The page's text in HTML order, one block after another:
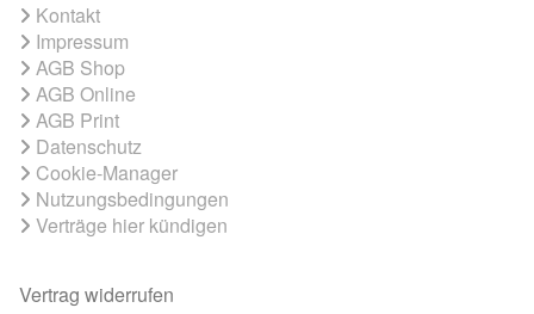
Kontakt
Impressum
AGB Shop
AGB Online
AGB Print
Datenschutz
Cookie-Manager
Nutzungsbedingungen
Verträge hier kündigen
Vertrag widerrufen